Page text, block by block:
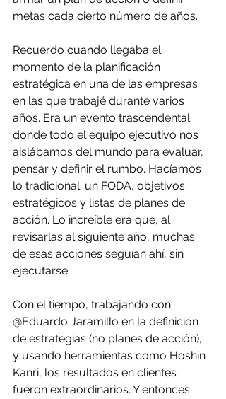
metas cada cierto número de años.
Recuerdo cuando llegaba el
momento de la planificación
estratégica en una de las empresas
en las que trabajé durante varios
años. Era un evento trascendental
donde todo el equipo ejecutivo nos
aislábamos del mundo para evaluar,
pensar y definir el rumbo. Hacíamos
lo tradicional: un FODA, objetivos
estratégicos y listas de planes de
acción. Lo increíble era que, al
revisarlas al siguiente año, muchas
de esas acciones seguían ahí, sin
ejecutarse.
Con el tiempo, trabajando con
@Eduardo Jaramillo en la definición
de estrategias (no planes de acción),
y usando herramientas como Hoshin
Kanri, los resultados en clientes
fueron extraordinarios. Y entonces